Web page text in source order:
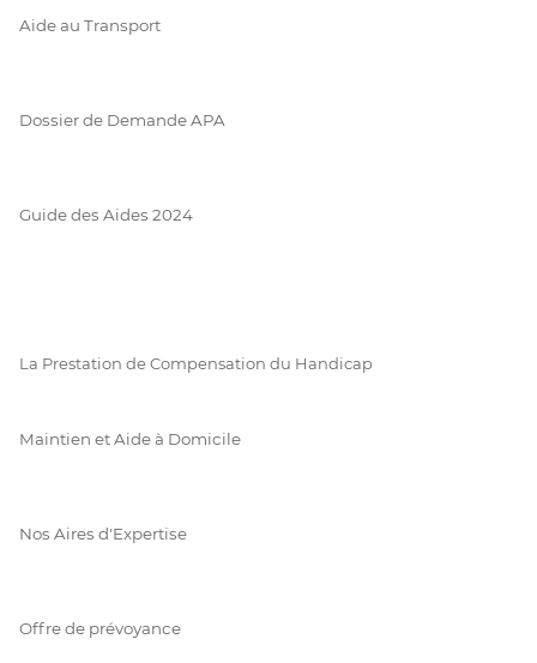
Aide au Transport
Dossier de Demande APA
Guide des Aides 2024
La Prestation de Compensation du Handicap
Maintien et Aide à Domicile
Nos Aires d'Expertise
Offre de prévoyance